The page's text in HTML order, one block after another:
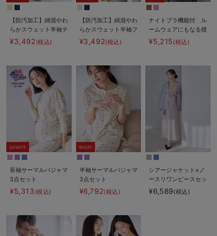
【防汚加工】綿混やわ
らかスウェット半袖テ
ィアードネグリジェ
マタニティ・産後【出
¥3,492 (税込)
【防汚加工】綿混やわ
らかスウェット半袖フ
レアワンピース マタ
ニティ・産後【出産後
¥3,492(税込)
ナイトブラ機能付 ル
ームウェアにもなる授
乳キャミソール
¥5,215 (税込)
30%OFF
長袖サーマルパジャマ
3点セット
JEMORGAN（ジェー
イーモーガン） ギフ
【出産後も長く使え
る】
¥5,313 (税込)
5%OFF
半袖サーマルパジャマ
3点セット
JEMORGAN（ジェー
イーモーガン） ギフ
【出産後も長く使え
る】
¥6,792(税込)
シアージャケット×ノ
ースリワンピースセッ
ト マタニティ・産後
【産後も長く着れる】
¥6,589(税込)